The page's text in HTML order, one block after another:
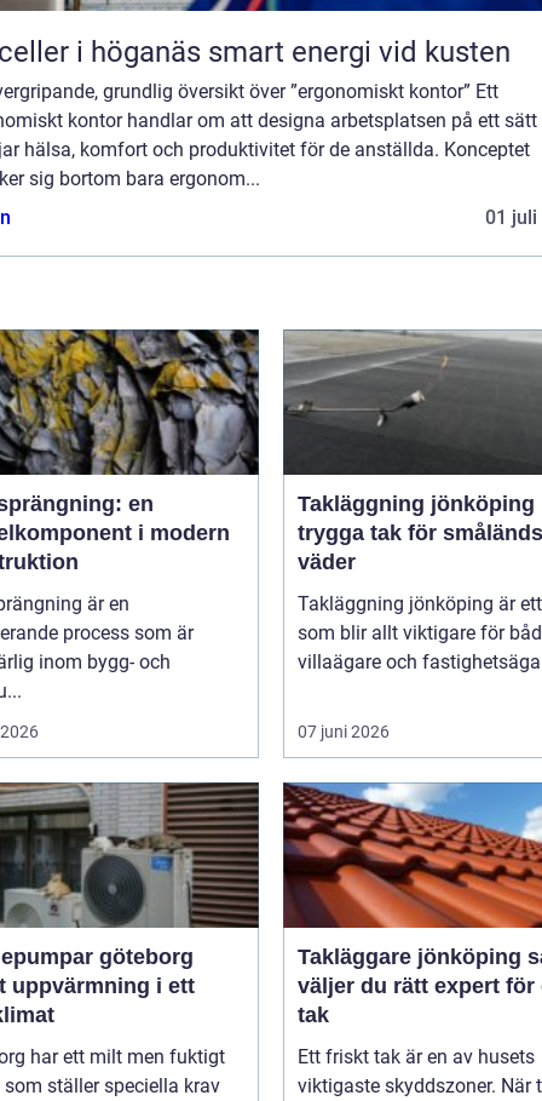
Solceller i höganäs smart energi vid kusten
grundlig översikt över ”ergonomiskt kontor” Ett
kontor handlar om att designa arbetsplatsen på ett sätt
hälsa, komfort och produktivitet för de anställda. Konceptet
sig bortom bara ergonom...
01 juli
en
i modern
är en
process som är
inom bygg- och
Takläggning jönköping
trygga tak för
väder
Takläggning jönköping är
som blir allt viktigare för
villaägare och
07 juni 2026
göteborg
uppvärmning i ett
har ett milt men fuktigt
ställer speciella krav
Takläggare jönköping så
väljer du rätt expert för
tak
Ett friskt tak är en av husets
viktigaste skyddszoner. När